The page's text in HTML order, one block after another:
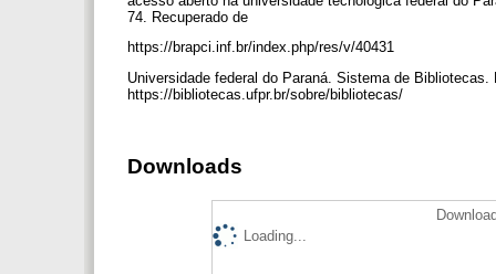
74. Recuperado de
https://brapci.inf.br/index.php/res/v/40431
Universidade federal do Paraná. Sistema de
https://bibliotecas.ufpr.br/sobre/bibliotecas/
Downloads
Loading...